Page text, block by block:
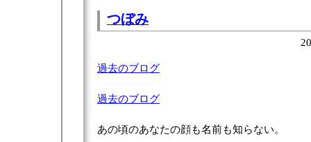
つぼみ
過去のブログ
過去のブログ
あの頃のあなたの顔も名前も知らない。